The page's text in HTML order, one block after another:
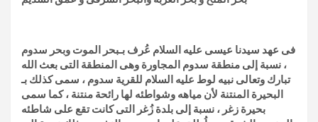
فى عهد سيدنا عيسى عليه السلام عُرف بـبحر الموت وبحر سدوم
، نسبة إلى منطقة سدوم المجاورة وهى المنطقة التى بعث الله
تبارك وتعالى نبيه لوط عليه السلام للقرية سدوم ، سمى كذلك بـ
البحيرة المنتنة لأن مياهه وشواطئه لها رائحة منتنة ، كما سمى
بحيرة زغر ، نسبة إلى بلدة زُغر التى كانت تقع على شاطئه